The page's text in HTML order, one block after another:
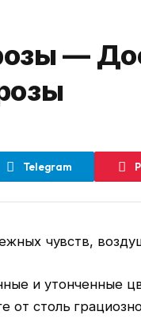
—
Telegram
чувств,
и утонченные
от столь